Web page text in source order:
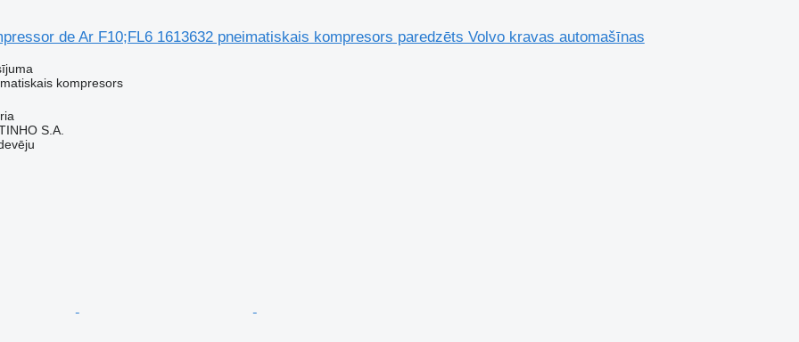
de Ar F10;FL6 1613632 pneimatiskais kompresors paredzēts Volvo kravas automašīnas
kompresors
S.A.